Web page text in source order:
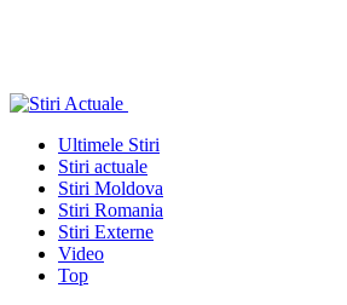
Ultimele Stiri
Stiri actuale
Stiri Moldova
Stiri Romania
Stiri Externe
Video
Top